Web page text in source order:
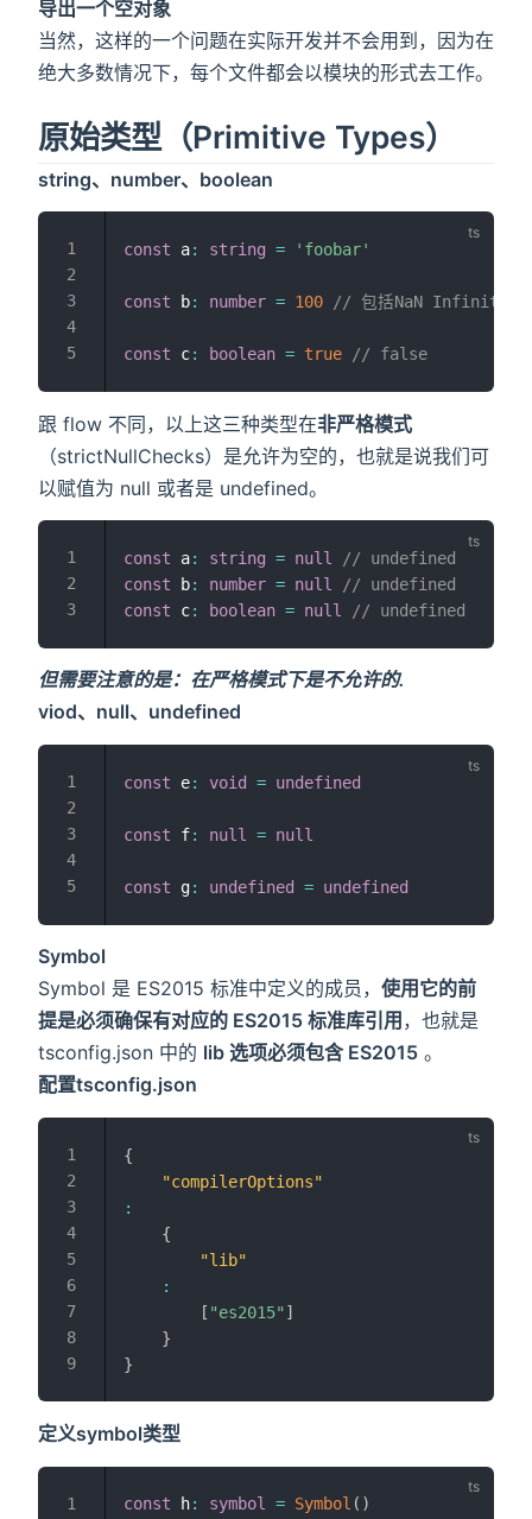
导出一个空对象
当然，这样的一个问题在实际开发并不会用到，因为在
绝大多数情况下，每个文件都会以模块的形式去工作。
原始类型（Primitive Types）
string、number、boolean
const a: string = 'foobar'
const b: number = 100 // 包括NaN Infinity
const c: boolean = true // false
跟 flow 不同，以上这三种类型在非严格模式
（strictNullChecks）是允许为空的，也就是说我们可
以赋值为 null 或者是 undefined。
const a: string = null
// undefined
const b: number = null
// undefined
const c: boolean = null // undefined
但需要注意的是：在严格模式下是不允许的.
viod、null、undefined
const e: void = undefined
const f: null = null
const g: undefined = undefined
Symbol
Symbol 是 ES2015 标准中定义的成员， 使用它的前
提是必须确保有对应的 ES2015 标准库引用 ，也就是
tsconfig.json 中的 lib 选项必须包含 ES2015 。
配置tsconfig.json
{
"compilerOptions"
:
{
"lib"
:
[ "es2015" ]
}
}
定义symbol类型
const h: symbol = Symbol ( )